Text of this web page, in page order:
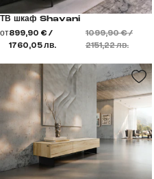
ТВ шкаф Shavani
от899,90 € /
1760,05 лв.
1099,90 € /
2151,22 лв.